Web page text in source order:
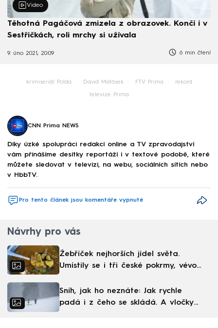
Video
Těhotná Pagáčová zmizela z obrazovek. Končí i v
Sestřičkách, roli mrchy si užívala
9. úno 2021, 20:09 6 min čtení
krimiseriál Polda David Matásek FTV Prima rekord
televize Prima
CNN Prima NEWS
Díky úzké spolupráci redakcí online a TV zpravodajství
vám přinášíme desítky reportáží i v textové podobě, které
můžete sledovat v televizi, na webu, sociálních sítích nebo
v HbbTV.
Pro tento článek jsou komentáře vypnuté
Návrhy pro vás
Žebříček nejhorších jídel světa.
Umístily se i tři české pokrmy, vévodí
Sníh, jak ho neznáte: Jak rychle
padá i z čeho se skládá. A vločky